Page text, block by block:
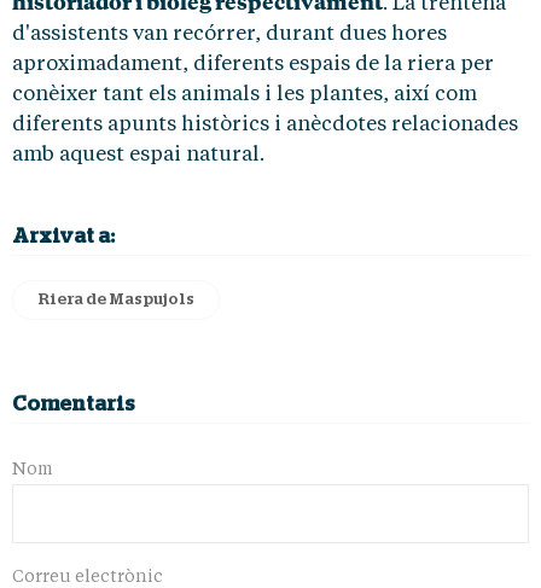
. La trentena
d'assistents van recórrer, durant dues hores
aproximadament, diferents espais de la riera per
conèixer tant els animals i les plantes, així com
diferents apunts històrics i anècdotes relacionades
amb aquest espai natural.
Arxivat a:
Riera de Maspujols
Comentaris
Nom
Correu electrònic